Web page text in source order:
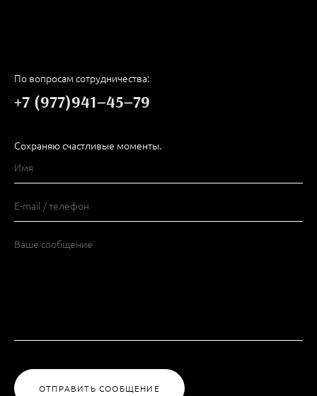
По вопросам сотрудничества:
+7 (977)941−45−79
Сохраняю счастливые моменты.
ОТПРАВИТЬ СООБЩЕНИЕ